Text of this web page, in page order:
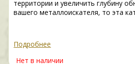
территории и увеличить глубину
вашего металлоискателя, то эта
Подробнее
Нет в наличии